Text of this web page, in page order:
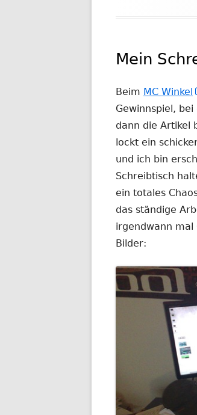
Mein
Beim MC Winkel
Gewinnspiel,
dann die Artikel
lockt ein
und ich bin
Schreibtisch
ein totales
das ständige
irgendwann mal
Bilder: